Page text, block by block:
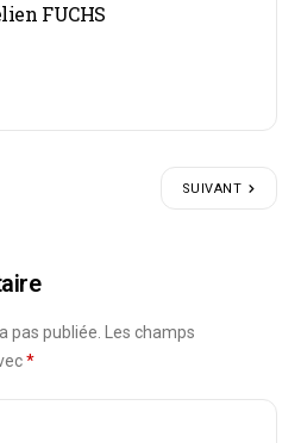
FUCHS
SUIVANT
pas publiée.
Les champs
*